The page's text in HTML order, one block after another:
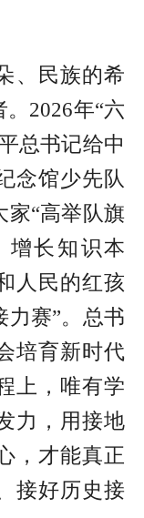
、民族的希
2026年“六
总书记给中
念馆少先队
家“高举队旗
增长知识本
人民的红孩
力赛”。总书
培育新时代
上，唯有学
力，用接地
，才能真正
接好历史接